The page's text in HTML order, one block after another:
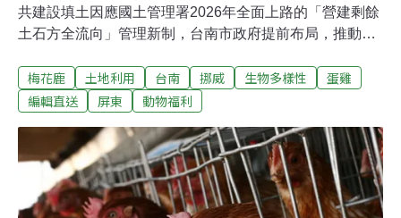
共建設填土因應國土管理署2026年全面上路的「營建剩餘
土石方全流向」管理新制，台南市政府提前布局，推動建
嘉南療養院安定院區長照新建工程，將民間建案產出的剩
餘土石方，直接轉作公共工程回填使用，達到減廢、節費
墾管處推菱形鐵絲網墾丁國家公園內梅花鹿復育有成卻爆
量，為防止梅花鹿啃食作物，不少單位或農家使用尼龍網
阻隔，但卻致許多梅花鹿困纏慘死，墾丁國家公園管理處
（簡稱墾管處）為此邀請林業及自然保育署屏東分署、林
梅花鹿 土地利用 台南 挪威 生物多樣性
蛋雞
編輯直送
屏東 動物福利